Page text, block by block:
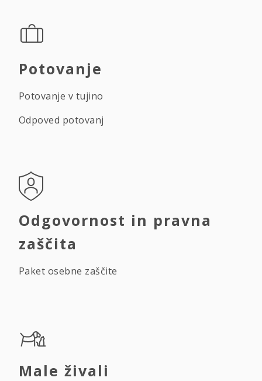
Potovanje
Potovanje v tujino
Odpoved potovanj
Odgovornost in pravna
zaščita
Paket osebne zaščite
Male živali